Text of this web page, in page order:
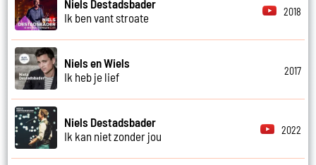
Niels Destadsbader
Ik ben vant stroate
2018
Niels en Wiels
Ik heb je lief
2017
Niels Destadsbader
Ik kan niet zonder jou
2022